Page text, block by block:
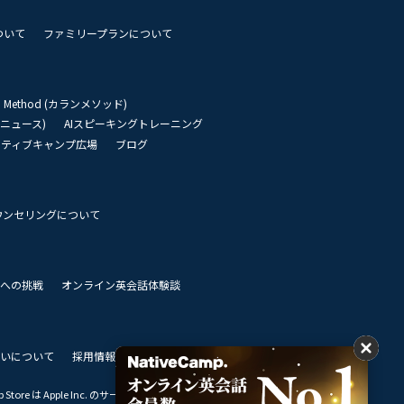
いて ファミリープランについて
Method (カランメソッド)
ュース)
AIスピーキングトレーニング
ィブキャンプ広場
ブログ
セリングについて
の挑戦 オンライン英会話体験談
について 採用情報 私達のビジョン
は Apple Inc. のサービスマークです。